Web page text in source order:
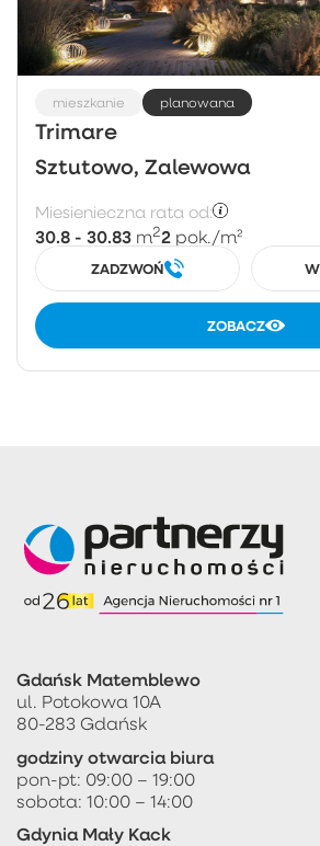
mieszkanie planowana
Trimare
Sztutowo, Zalewowa
Miesienieczna rata od:
30.8 - 30.83 m22 pok. /m²
ZADZWOŃ
ZOBACZ
Gdańsk Matemblewo
ul. Potokowa 10A
80-283 Gdańsk
godziny otwarcia biura
pon-pt: 09:00 – 19:00
sobota: 10:00 – 14:00
Gdynia Mały Kack